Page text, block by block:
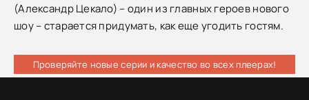
(Александр Цекало) – один из главных героев нового
шоу – старается придумать, как еще угодить гостям.
Проверяйте новые серии и качество во всех плеерах!